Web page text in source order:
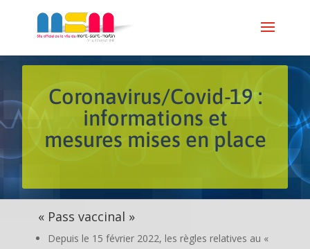
Coronavirus/Covid-19 :
informations et
mesures mises en place
« Pass vaccinal »
Depuis le 15 février 2022, les règles relatives au «